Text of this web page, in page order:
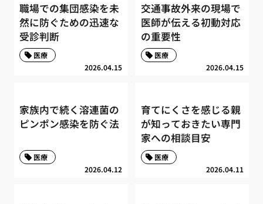
職場での集団感染を未
然に防ぐための迅速な
受診判断
2026.04.15
医療
交通事故外来の現場で
医師が伝える初動対応
の重要性
2026.04.15
医療
家族内で続く溶連菌の
ピンポン感染を防ぐ法
2026.04.12
医療
育てにくさを感じる親
が知っておきたい専門
家への相談目安
2026.04.11
医療